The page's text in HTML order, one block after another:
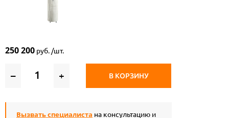
250 200 руб. /шт.
– + В КОРЗИНУ
Вызвать специалиста на консультацию и